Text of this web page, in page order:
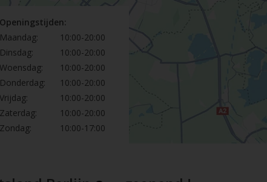
Openingstijden:
Maandag:
10:00-20:00
Dinsdag:
10:00-20:00
Woensdag:
10:00-20:00
Donderdag:
10:00-20:00
Vrijdag:
10:00-20:00
Zaterdag:
10:00-20:00
Zondag:
10:00-17:00